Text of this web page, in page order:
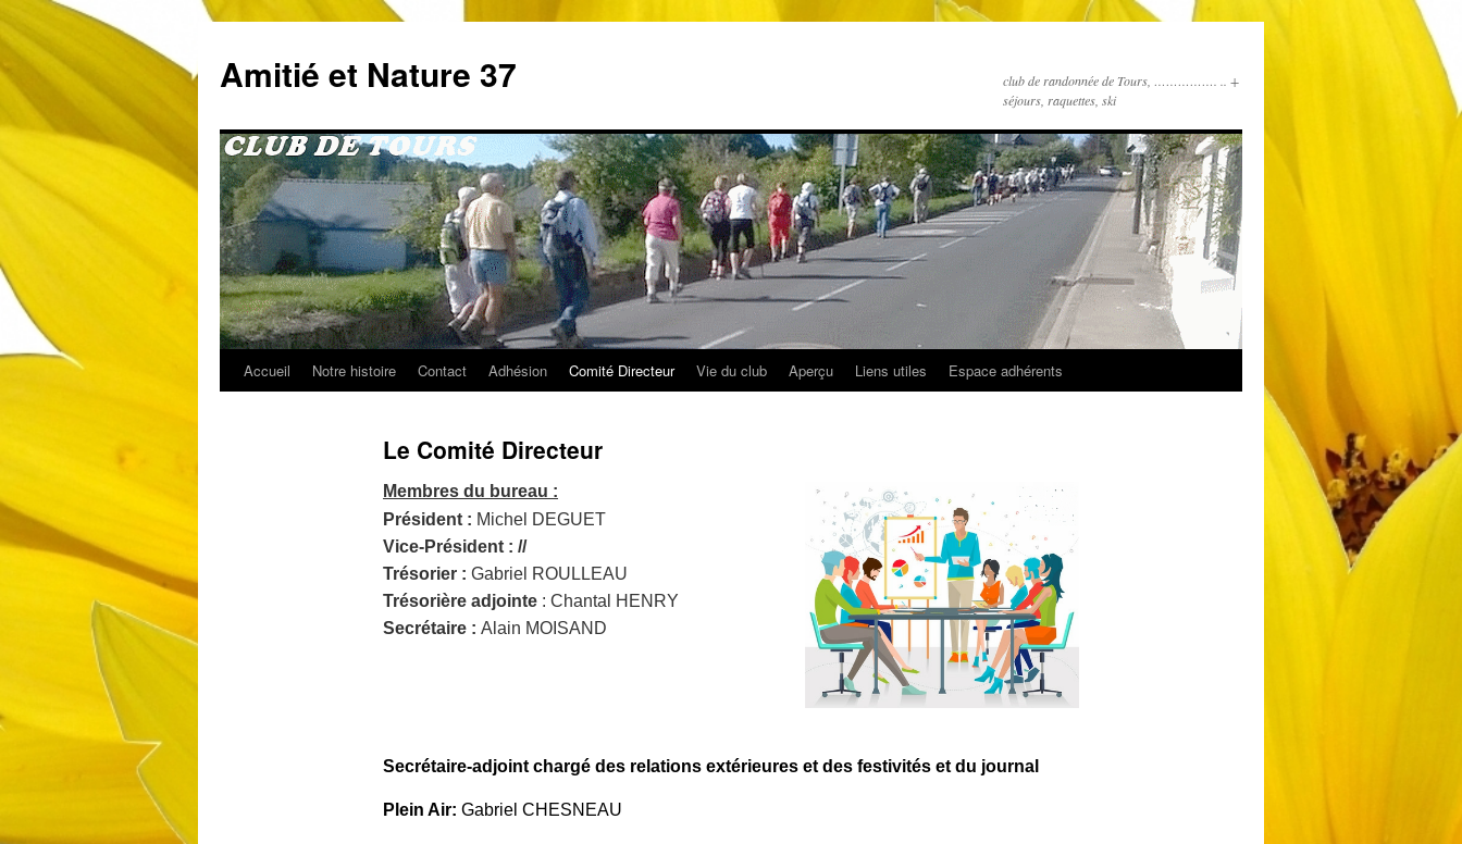
contenu
Amitié et Nature 37
club de randonnée de Tours, ……………. .. +
séjours, raquettes, ski
Accueil Notre histoire Contact Adhésion Comité Directeur Vie du club Aperçu Liens utiles Espace adhérents
Le Comité Directeur
Membres du bureau :
Président : Michel DEGUET
Vice-Président : //
Trésorier : Gabriel ROULLEAU
Trésorière adjointe : Chantal HENRY
Secrétaire : Alain MOISAND
Secrétaire-adjoint chargé des relations extérieures et des festivités et du journal
Plein Air: Gabriel CHESNEAU